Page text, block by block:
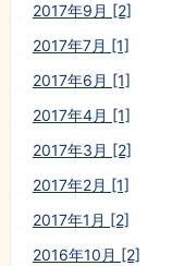
2017年9月 [2]
2017年7月 [1]
2017年6月 [1]
2017年4月 [1]
2017年3月 [2]
2017年2月 [1]
2017年1月 [2]
2016年10月 [2]